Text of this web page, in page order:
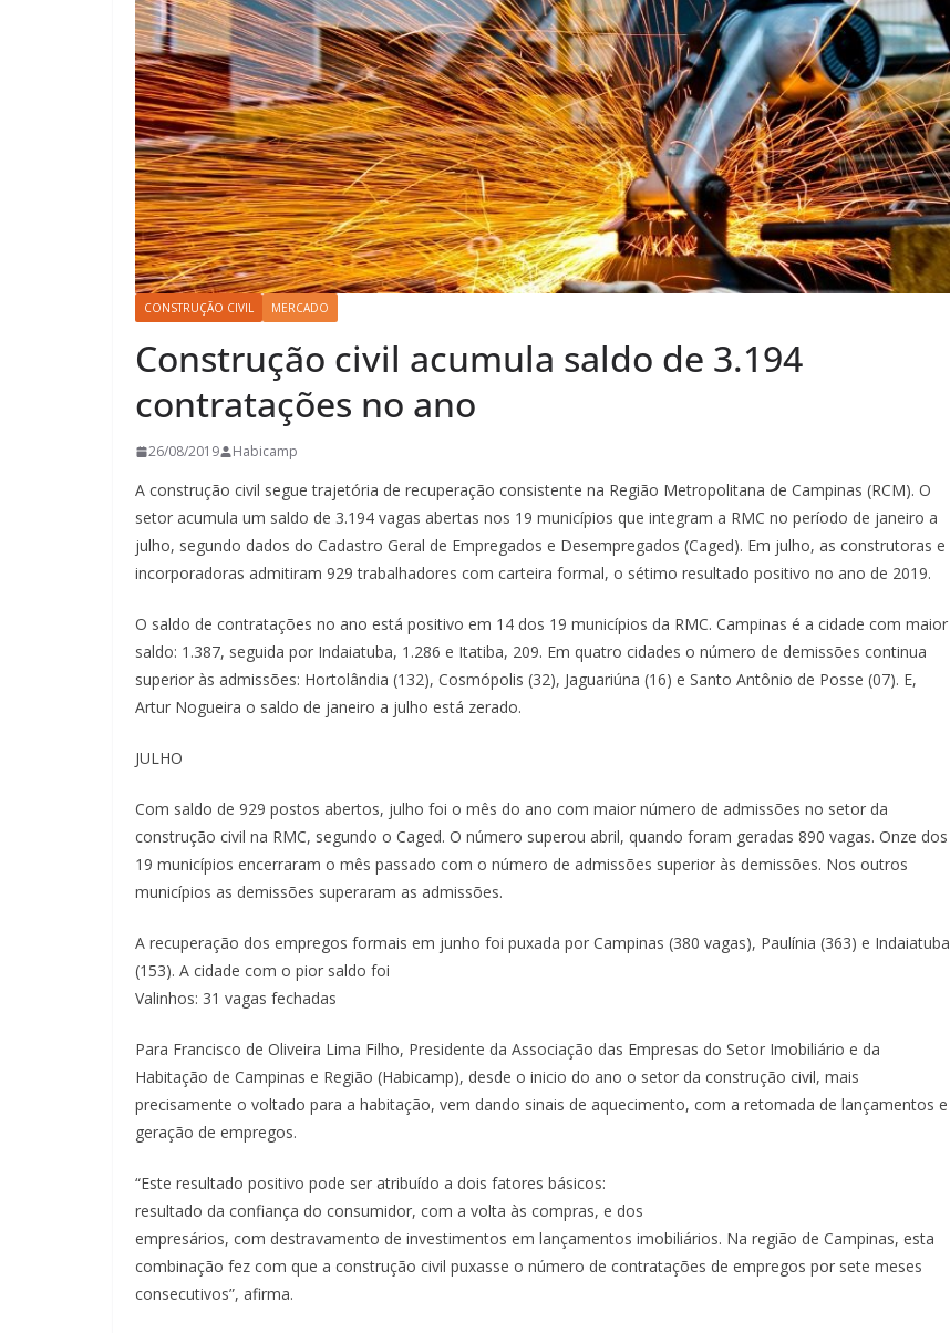
CONSTRUÇÃO CIVIL MERCADO
Construção civil acumula saldo de 3.194
contratações no ano
26/08/2019 Habicamp
A construção civil segue trajetória de recuperação consistente na Região Metropolitana de Campinas (RCM). O
setor acumula um saldo de 3.194 vagas abertas nos 19 municípios que integram a RMC no período de janeiro a
julho, segundo dados do Cadastro Geral de Empregados e Desempregados (Caged). Em julho, as construtoras e
incorporadoras admitiram 929 trabalhadores com carteira formal, o sétimo resultado positivo no ano de 2019.
O saldo de contratações no ano está positivo em 14 dos 19 municípios da RMC. Campinas é a cidade com maior
saldo: 1.387, seguida por Indaiatuba, 1.286 e Itatiba, 209. Em quatro cidades o número de demissões continua
superior às admissões: Hortolândia (132), Cosmópolis (32), Jaguariúna (16) e Santo Antônio de Posse (07). E,
Artur Nogueira o saldo de janeiro a julho está zerado.
JULHO
Com saldo de 929 postos abertos, julho foi o mês do ano com maior número de admissões no setor da
construção civil na RMC, segundo o Caged. O número superou abril, quando foram geradas 890 vagas. Onze dos
19 municípios encerraram o mês passado com o número de admissões superior às demissões. Nos outros
municípios as demissões superaram as admissões.
A recuperação dos empregos formais em junho foi puxada por Campinas (380 vagas), Paulínia (363) e Indaiatuba
(153). A cidade com o pior saldo foi
Valinhos: 31 vagas fechadas
Para Francisco de Oliveira Lima Filho, Presidente da Associação das Empresas do Setor Imobiliário e da
Habitação de Campinas e Região (Habicamp), desde o inicio do ano o setor da construção civil, mais
precisamente o voltado para a habitação, vem dando sinais de aquecimento, com a retomada de lançamentos e
geração de empregos.
“Este resultado positivo pode ser atribuído a dois fatores básicos:
resultado da confiança do consumidor, com a volta às compras, e dos
empresários, com destravamento de investimentos em lançamentos imobiliários. Na região de Campinas, esta
combinação fez com que a construção civil puxasse o número de contratações de empregos por sete meses
consecutivos”, afirma.